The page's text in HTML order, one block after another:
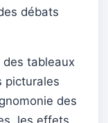
débats
des tableaux
picturales
des
les effets